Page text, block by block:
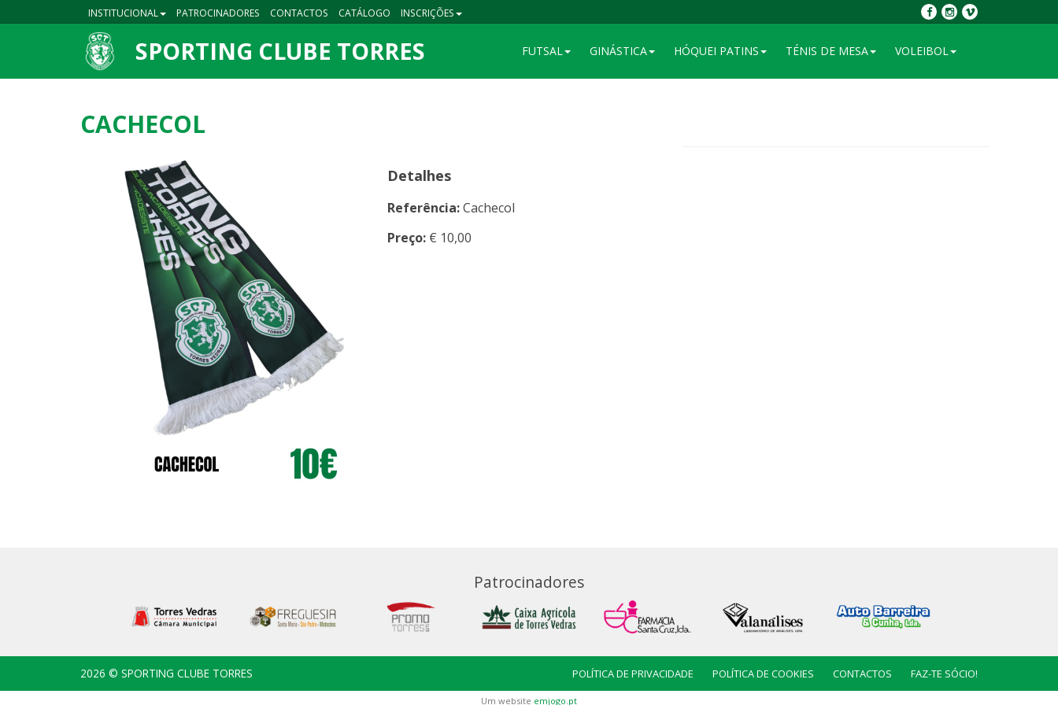
INSTITUCIONAL PATROCINADORES CONTACTOS CATÁLOGO INSCRIÇÕES
SPORTING CLUBE TORRES FUTSAL GINÁSTICA HÓQUEI PATINS TÉNIS DE MESA VOLEIBOL
CACHECOL
Detalhes
Referência:Cachecol
Preço: € 10,00
Patrocinadores
2026 © SPORTING CLUBE TORRES POLÍTICA DE PRIVACIDADE POLÍTICA DE COOKIES CONTACTOS FAZ-TE SÓCIO!
Um website emjogo.pt